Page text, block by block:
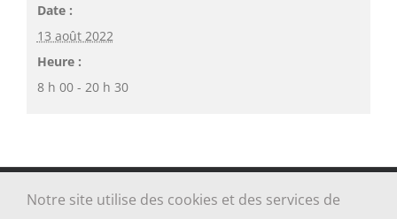
Date :
13 août 2022
Heure :
8 h 00 - 20 h 30
Tous droits réservés Paroisse Sainte-Jeanne-Jugan des Grèves -
Notre site utilise des cookies et des services de